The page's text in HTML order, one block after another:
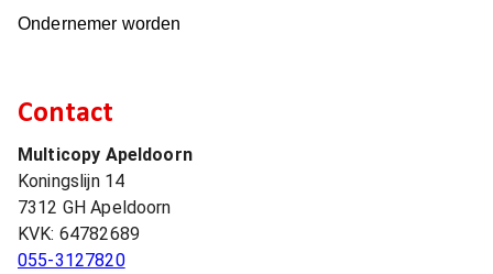
Ondernemer worden
Contact
Multicopy Apeldoorn
Koningslijn 14
7312 GH Apeldoorn
KVK: 64782689
055-3127820